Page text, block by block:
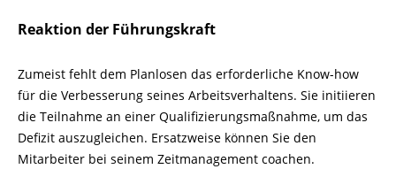
Reaktion der Führungskraft
Zumeist fehlt dem Planlosen das erforderliche Know-how
für die Verbesserung seines Arbeitsverhaltens. Sie initiieren
die Teilnahme an einer Qualifizierungsmaßnahme, um das
Defizit auszugleichen. Ersatzweise können Sie den
Mitarbeiter bei seinem Zeitma­nagement coachen.